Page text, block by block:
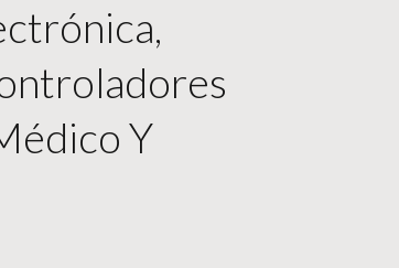
Y